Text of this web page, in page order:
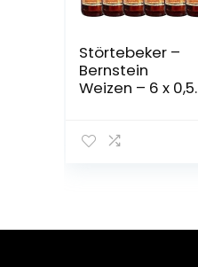
Störtebeker –
Bernstein
Weizen – 6 x 0,5l